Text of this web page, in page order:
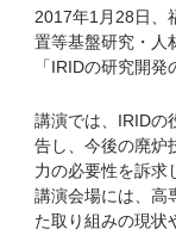
2017年1月28日、
置等基盤研究・人
「IRIDの研究開
講演では、IRIDの
告し、今後の廃炉
力の必要性を訴求
講演会場には、高
た取り組みの現状